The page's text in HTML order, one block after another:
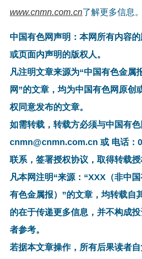
www.cnmn.com.cn了解更多信息。
中国有色网声明：本网所有内容
或页面内声明的版权人。
凡注明文章来源为“中国有色金属
网”的文章，均为中国有色网原创
权同意发布的文章。
如需转载，转载方必须与中国有色
cnmn@cnmn.com.cn 或 电话：
联系，签署授权协议，取得转载授
凡本网注明“来源：“XXX（非中
有色金属报）”的文章，均转载自
的在于传递更多信息，并不构成
者参考。
若据本文章操作，所有后果读者